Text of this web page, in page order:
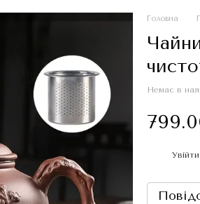
Головна
Немає в
Увійти